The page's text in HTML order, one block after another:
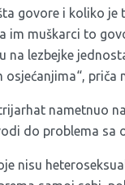
govore i koliko je
im muškarci to
na lezbejke
osjećanjima“, priča
nametnuo
do problema sa
nisu